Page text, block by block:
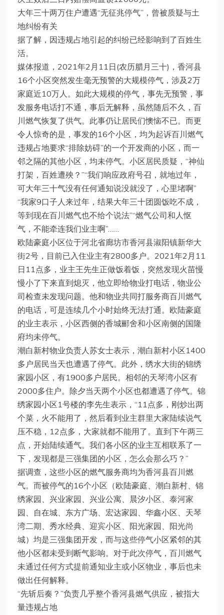
大年三十两万住户遭遇“无征兆停气”，曾被质疑与土
地纠纷有关
据了解，因违规占地引起的纠纷已经影响到了百姓生
活。
媒体报道，2021年2月11日(农历腊月三十)，香河县
16个小区突然发生毫无预警的大规模停气，涉及2万
家庭近10万人。如此大规模的停气，事先无预警，事
发服务电话打不通，事后无解释，虽然随后不久，百
川燃气恢复了供气。此事仍让居民们懊恼不已。而更
令人惊奇的是，事发的16个小区，均为起诉百川燃气
违规占地要求“排除妨碍”的一个开发商的小区，而一
邻之隔的其他小区，均未停气。小区居民质疑，“神仙
打架，百姓遭殃？”“我们响应政府号召，就地过年，
可大年三十气没有任何通知说没就没了，心里堵啊”
“我家9口子人来过年，结果大年三十团圆饭吃不成，
等到现在百川燃气也不给个说法”“燃气公司和人怄
气，不能牵连我们业主啊”……
欧陆豪庭小区位于河北省廊坊市香河县淑阳镇新华大
街2号，目前已入住业主有2800多户。2021年2月11
日11点多，业主王先生正做饭着饭，突然发现火苗慢
慢小了下来直到熄灭，他立即给物业打电话，物业公
司检查未发现问题。他和物业共同打服务商百川燃气
的电话，可是连续几个小时始终无法打通。欧陆豪庭
的业主表示，小区西侧的香城郦舍和小区南侧的国隆
府均未停气。
潮白新村物业负责人苏女士表示，潮白新村小区1400
多户居民当天也遭遇了停气。此外，绣水大街的锦绣
家园小区，有1900多户居民。相邻的天琴湾小区有
2000多住户。除夕当天两个小区也都遭遇了停气。锦
绣家园小区1号楼的李先生表示，“11点多，刚炒出两
个菜，火不能用了，然后看到业主群里大家陆续说气
压不稳，12点多，大家就都不能用了。直到下午两三
点，开始陆续通气。我们各小区的业主互相联系了一
下，发现都是三强集团的小区，怎么会那么巧？”
据调查，这些小区的燃气服务商均为香河县百川燃
气。而被停气的16个小区（欧陆豪庭、潮白新村、锦
绣家园、兴业家园、兴业公寓、晨汐小区、泰河家
园、自在城、东方广场、宏达家园、华鑫小区、天琴
湾二期、秀水经典、迎宾小区、阳光家园、阳光尚
城）均是三强集团开发，而与这些停气小区紧邻的其
他小区都未受到断气影响。对于此次停气，百川燃气
未通过任何方式提前通知业主或小区物业，事后也未
做出任何解释。
“先斩后奏？”负责几乎整个香河县燃气供应，被指大
量违规占地